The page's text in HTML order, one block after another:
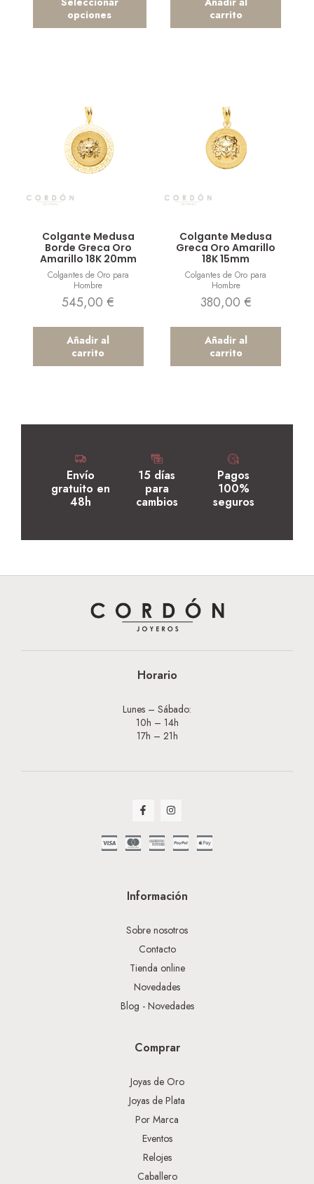
opciones
carrito
Colgante Medusa
Borde Greca Oro
Amarillo 18K 20mm
Colgantes de Oro para
Hombre
545,00€
Añadir al
carrito
Colgante Medusa
Greca Oro Amarillo
18K 15mm
Colgantes de Oro para
Hombre
380,00 €
Añadir al
carrito
Envío
gratuito en
48h
15 días
para
cambios
Pagos
100%
seguros
Horario
Lunes – Sábado:
10h – 14h
17h – 21h
Información
Sobre nosotros
Contacto
Tienda online
Novedades
Blog - Novedades
Comprar
Joyas de Oro
Joyas de Plata
Por Marca
Eventos
Relojes
Caballero